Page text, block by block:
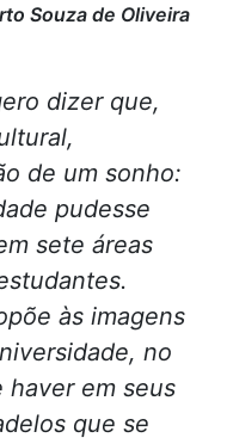
Souza de Oliveira
dizer que,
de um sonho:
pudesse
sete áreas
às imagens
no
haver em seus
que se